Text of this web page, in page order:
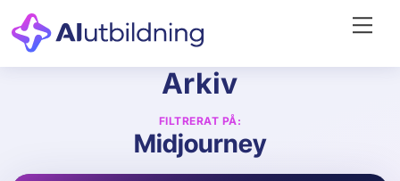
Skip
to
content
Arkiv
FILTRERAT PÅ:
Midjourney